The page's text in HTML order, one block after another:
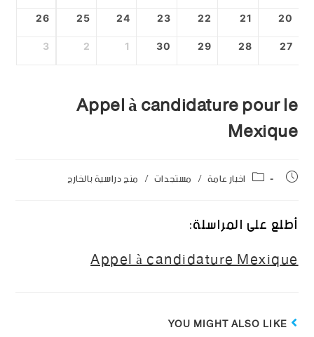
20
21
22
23
24
25
26
27
28
29
30
1
2
3
Appel à candidature pour le
Mexique
اخبار عامة / مستجدات / منح دراسية بالخارج
أطلع على المراسلة:
Appel à candidature Mexique
YOU MIGHT ALSO LIKE